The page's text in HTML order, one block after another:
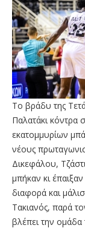
Το βράδυ της
Παλατάκι κόντρα
εκατομμυρίων
νέους
Δικεφάλου,
μπήκαν κι
διαφορά και
Τακιανός, παρά
βλέπει την ομάδα